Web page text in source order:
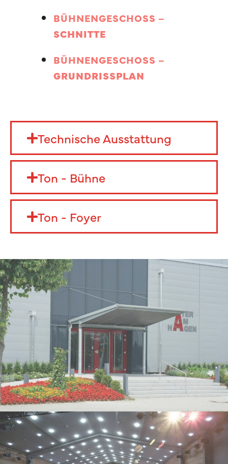
BÜHNENGESCHOSS –
SCHNITTE
BÜHNENGESCHOSS –
GRUNDRISSPLAN
Technische Ausstattung
Ton - Bühne
Ton - Foyer